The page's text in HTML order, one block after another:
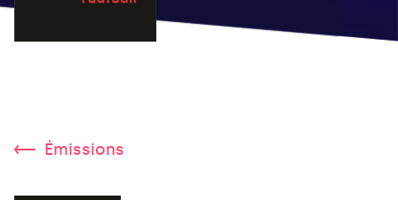
Émissions